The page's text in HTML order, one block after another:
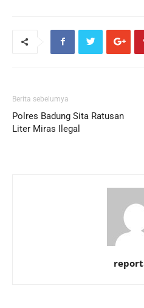
Berita sebelumya
Polres Badung Sita Ratusan
Liter Miras Ilegal